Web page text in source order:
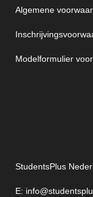
Algemene
Modelformulier
StudentsPlus
E: